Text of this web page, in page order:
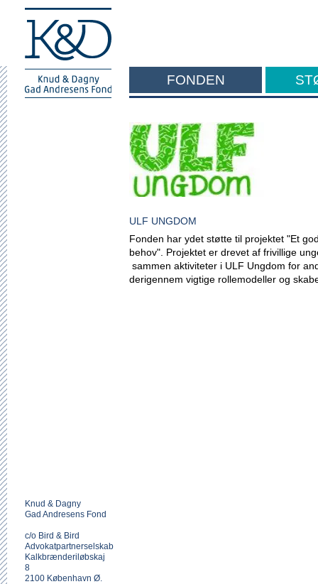
FONDEN
ULF UNGDOM
Fonden har ydet støtte til projektet "Et
behov". Projektet er drevet af frivillige
sammen aktiviteter i ULF Ungdom for
derigennem vigtige rollemodeller og
Knud & Dagny
Gad Andresens Fond
c/o Bird & Bird
Advokatpartnerselskab
Kalkbrænderiløbskaj
8
2100 København Ø.